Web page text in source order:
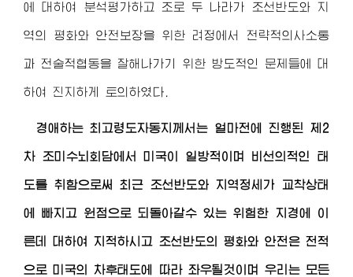
에 대하여 분석평가하고 조로 두 나라가 조선반도와 지
역의 평화와 안전보장을 위한 려정에서 전략적의사소통
과 전술적협동을 잘해나가기 위한 방도적인 문제들에 대
하여 진지하게 토의하였다.
경애하는 최고령도자동지 께서는 얼마전에 진행된 제2
차 조미수뇌회담에서 미국이 일방적이며 비선의적인 태
도를 취함으로써 최근 조선반도와 지역정세가 교착상태
에 빠지고 원점으로 되돌아갈수 있는 위험한 지경에 이
른데 대하여 지적하시고 조선반도의 평화와 안전은 전적
으로 미국의 차후태도에 따라 좌우될것이며 우리는 모든